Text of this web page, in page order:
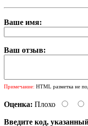
Ваше имя:
Ваш отзыв:
Примечание: HTML разметка не
Оценка: Плохо
Введите код,